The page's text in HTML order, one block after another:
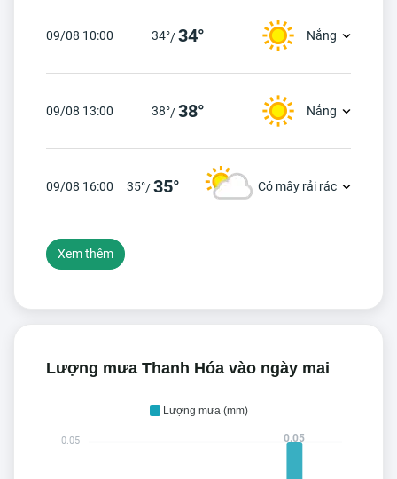
09/08 10:00 34°/34° Nắng
09/08 13:00 38°/38° Nắng
09/08 16:00 35°/35° Có mây rải rác
Xem thêm
Lượng mưa Thanh Hóa vào ngày mai
Lượng mưa (mm)
0.05
0.05